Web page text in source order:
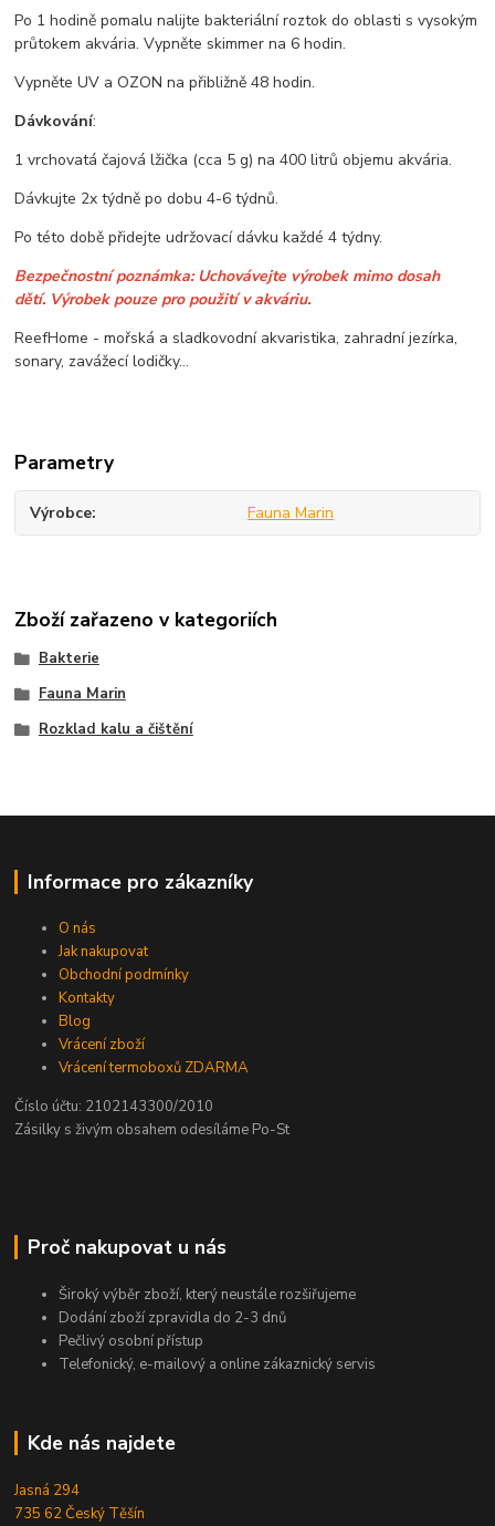
Po 1 hodině pomalu nalijte bakteriální roztok do oblasti s vysokým
průtokem akvária. Vypněte skimmer na 6 hodin.
Vypněte UV a OZON na přibližně 48 hodin.
Dávkování:
1 vrchovatá čajová lžička (cca 5 g) na 400 litrů objemu akvária.
Dávkujte 2x týdně po dobu 4-6 týdnů.
Po této době přidejte udržovací dávku každé 4 týdny.
Bezpečnostní poznámka:Uchovávejte výrobek mimo dosah
dětí. Výrobek pouze pro použití v akváriu.
ReefHome - mořská a sladkovodní akvaristika, zahradní jezírka,
sonary, zavážecí lodičky...
Parametry
Výrobce Fauna Marin
Zboží zařazeno v kategoriích
Bakterie
Fauna Marin
Rozklad kalu a čištění
Informace pro zákazníky
O nás
Jak nakupovat
Obchodní podmínky
Kontakty
Blog
Vrácení zboží
Vrácení termoboxů ZDARMA
Číslo účtu: 2102143300/2010
Zásilky s živým obsahem odesíláme Po-St
Proč nakupovat u nás
Široký výběr zboží, který neustále rozšiřujeme
Dodání zboží zpravidla do 2-3 dnů
Pečlivý osobní přístup
Telefonický, e-mailový a online zákaznický servis
Kde nás najdete
Jasná 294
735 62 Český Těšín